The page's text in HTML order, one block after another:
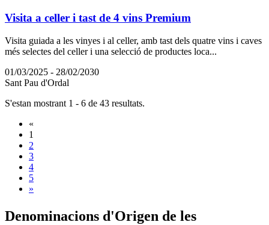
Visita a celler i tast de 4 vins Premium
Visita guiada a les vinyes i al celler, amb tast dels quatre vins i caves
més selectes del celler i una selecció de productes loca...
01/03/2025 - 28/02/2030
Sant Pau d'Ordal
S'estan mostrant 1 - 6 de 43 resultats.
«
1
2
3
4
5
»
Denominacions d'Origen de les